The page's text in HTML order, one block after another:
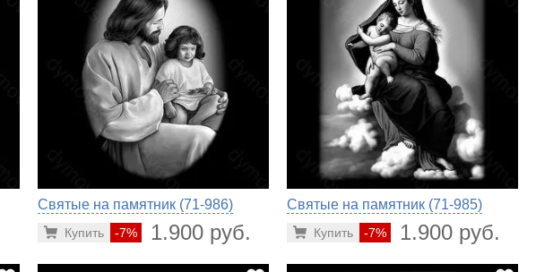
Святые на памятник (71-986)
-7% 1.900 руб.
Купить
Святые на памятник (71-985)
-7% 1.900 руб.
Купить